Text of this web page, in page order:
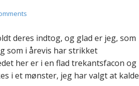
deres indtog, og glad er jeg, som
som i årevis har strikket
her er i en flad trekantsfacon og
i et mønster, jeg har valgt at kalde